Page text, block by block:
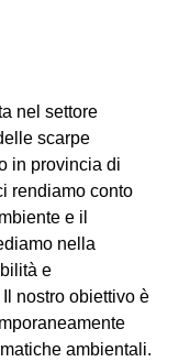
nel settore
scarpe
in provincia di
rendiamo conto
e il
nella
e
nostro obiettivo è
ambientali.